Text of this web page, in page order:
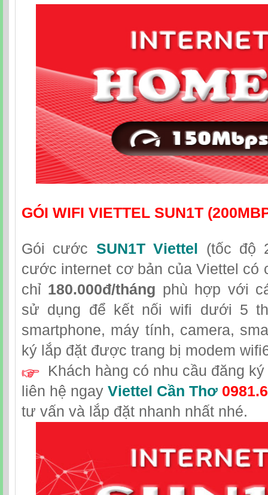
GÓI WIFI VIETTEL SUN1T
Gói cước SUN1T Viettel (tốc độ
cước internet cơ bản của Viettel có
chỉ 180.000đ/tháng phù hợp với
sử dụng để kết nối wifi dưới 5
smartphone, máy tính, camera,
ký lắp đặt được trang bị modem
Khách hàng có nhu cầu đăng
liên hệ ngay Viettel Cần Thơ
tư vấn và lắp đặt nhanh nhất nhé.